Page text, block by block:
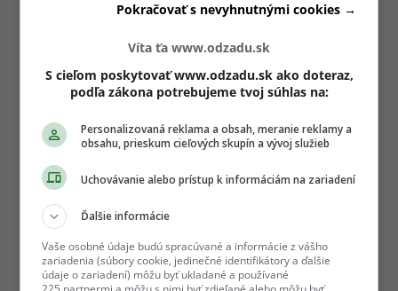
Víta ťa www.odzadu.sk
S cieľom poskytovať www.odzadu.sk ako doteraz,
podľa zákona potrebujeme tvoj súhlas na:
Personalizovaná reklama a obsah, meranie reklamy a
obsahu, prieskum cieľových skupín a vývoj služieb
Uchovávanie alebo prístup k informáciám na zariadení
Ďalšie informácie
Vaše osobné údaje budú spracúvané a informácie z vášho
zariadenia (súbory cookie, jedinečné identifikátory a ďalšie
údaje o zariadení) môžu byť ukladané a používané
Pokračovať s nevyhnutnými cookies →